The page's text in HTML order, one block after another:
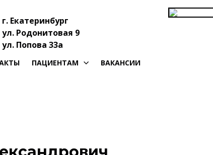
г. Екатеринбург
ул. Родонитовая 9
ул. Попова 33а
ПАЦИЕНТАМ ВАКАНСИИ